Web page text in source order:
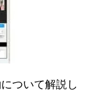
ついて解説し